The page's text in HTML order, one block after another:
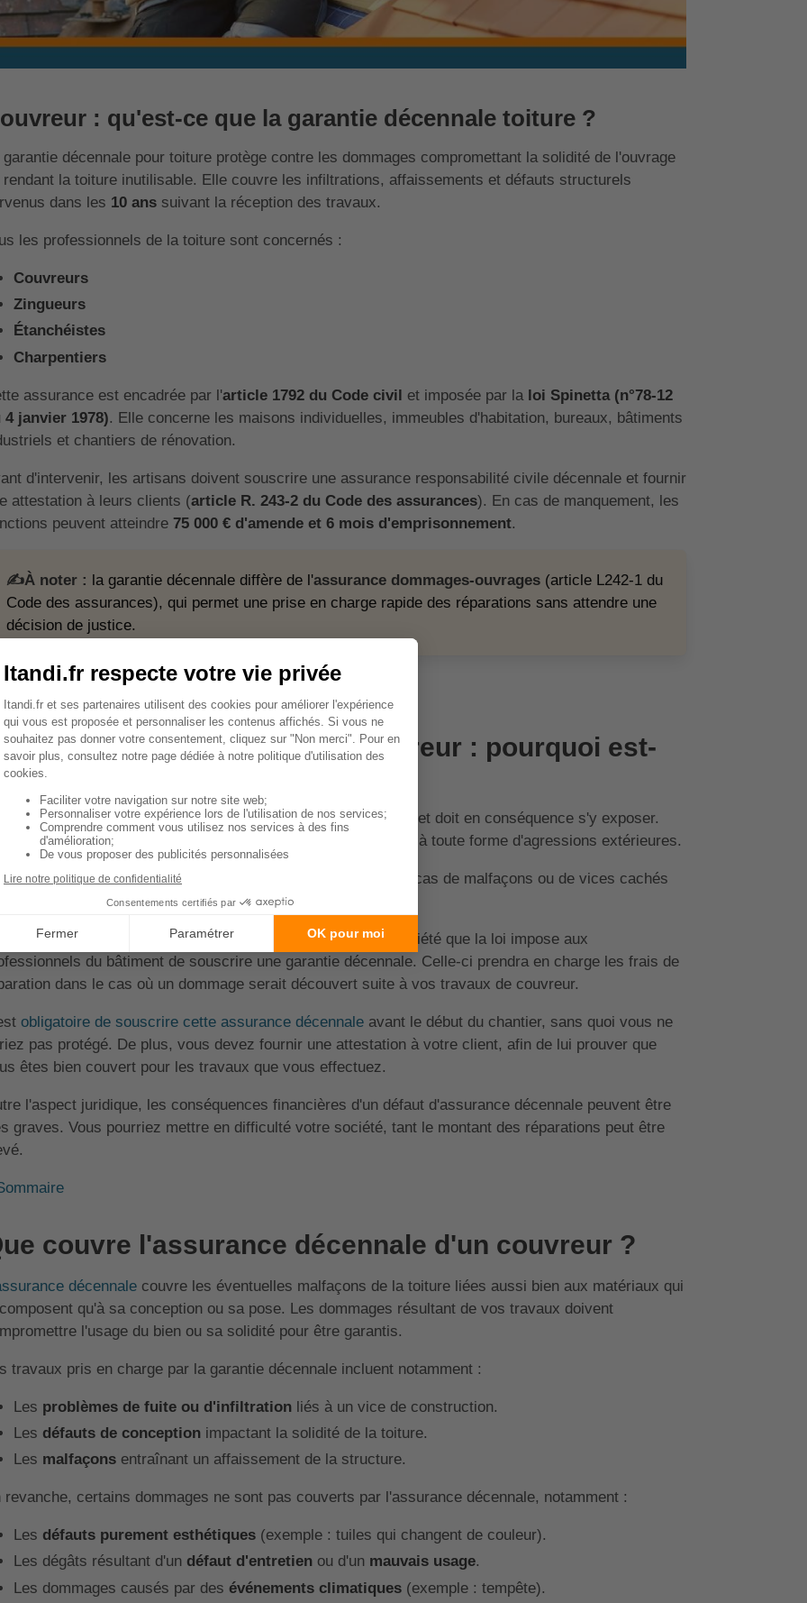
: qu'est-ce que la garantie décennale toiture ?
garantie décennale pour toiture protège contre les dommages compromettant la solidité de l'ouvrage
rendant la toiture inutilisable. Elle couvre les infiltrations, affaissements et défauts structurels
dans les 10 anssuivant la réception des travaux.
les professionnels de la toiture sont concernés :
Couvreurs
Zingueurs
Étanchéistes
Charpentiers
assurance est encadrée par l'article 1792 du Code civil et imposée par la loi Spinetta (n°78-12
4 janvier 1978). Elle concerne les maisons individuelles, immeubles d'habitation, bureaux, bâtiments
et chantiers de rénovation.
d'intervenir, les artisans doivent souscrire une assurance responsabilité civile décennale et fournir
attestation à leurs clients (article R. 243-2 du Code des assurances). En cas de manquement, les
peuvent atteindre 75 000 € d'amende et 6 mois d'emprisonnement.
✍️À noter : la garantie décennale diffère de l'assurance dommages-ouvrages(article L242-1 du
Code des assurances), qui permet une prise en charge rapide des réparations sans attendre une
décision de justice.
décennale pour un couvreur : pourquoi est-
une obligation ?
toiture d'une maison a vocation à la protéger des intempéries et doit en conséquence s'y exposer.
devez alors faire en sorte qu'elle ait une grande résistance à toute forme d'agressions extérieures.
tant que couvreur, votre responsabilité peut être engagée en cas de malfaçons ou de vices cachés
les 10 ans suivant la livraison des travaux.
donc pour protéger le propriétaire du logement et votre société que la loi impose aux
du bâtiment de souscrire une garantie décennale. Celle-ci prendra en charge les frais de
dans le cas où un dommage serait découvert suite à vos travaux de couvreur.
obligatoire de souscrire cette assurance décennaleavant le début du chantier, sans quoi vous ne
pas protégé. De plus, vous devez fournir une attestation à votre client, afin de lui prouver que
êtes bien couvert pour les travaux que vous effectuez.
l'aspect juridique, les conséquences financières d'un défaut d'assurance décennale peuvent être
graves. Vous pourriez mettre en difficulté votre société, tant le montant des réparations peut être
couvre l'assurance décennale d'un couvreur ?
décennalecouvre les éventuelles malfaçons de la toiture liées aussi bien aux matériaux qui
qu'à sa conception ou sa pose. Les dommages résultant de vos travaux doivent
l'usage du bien ou sa solidité pour être garantis.
travaux pris en charge par la garantie décennale incluent notamment :
Les problèmes de fuite ou d'infiltrationliés à un vice de construction.
Les défauts de conceptionimpactant la solidité de la toiture.
Les malfaçons entraînant un affaissement de la structure.
revanche, certains dommages ne sont pas couverts par l'assurance décennale, notamment :
Les défauts purement esthétiques(exemple : tuiles qui changent de couleur).
Les dégâts résultant d'un défaut d'entretienou d'un mauvais usage.
Les dommages causés par des événements climatiques(exemple : tempête).